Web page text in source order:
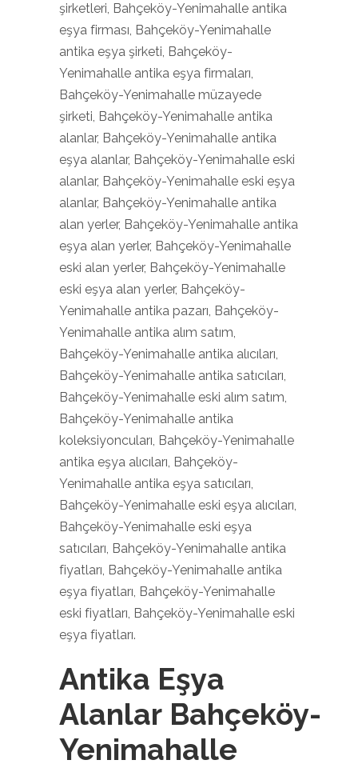
şirketleri, Bahçeköy-Yenimahalle antika
eşya firması, Bahçeköy-Yenimahalle
antika eşya şirketi, Bahçeköy-
Yenimahalle antika eşya firmaları,
Bahçeköy-Yenimahalle müzayede
şirketi, Bahçeköy-Yenimahalle antika
alanlar, Bahçeköy-Yenimahalle antika
eşya alanlar, Bahçeköy-Yenimahalle eski
alanlar, Bahçeköy-Yenimahalle eski eşya
alanlar, Bahçeköy-Yenimahalle antika
alan yerler, Bahçeköy-Yenimahalle antika
eşya alan yerler, Bahçeköy-Yenimahalle
eski alan yerler, Bahçeköy-Yenimahalle
eski eşya alan yerler, Bahçeköy-
Yenimahalle antika pazarı, Bahçeköy-
Yenimahalle antika alım satım,
Bahçeköy-Yenimahalle antika alıcıları,
Bahçeköy-Yenimahalle antika satıcıları,
Bahçeköy-Yenimahalle eski alım satım,
Bahçeköy-Yenimahalle antika
koleksiyoncuları, Bahçeköy-Yenimahalle
antika eşya alıcıları, Bahçeköy-
Yenimahalle antika eşya satıcıları,
Bahçeköy-Yenimahalle eski eşya alıcıları,
Bahçeköy-Yenimahalle eski eşya
satıcıları, Bahçeköy-Yenimahalle antika
fiyatları, Bahçeköy-Yenimahalle antika
eşya fiyatları, Bahçeköy-Yenimahalle
eski fiyatları, Bahçeköy-Yenimahalle eski
eşya fiyatları.
Antika Eşya
Alanlar Bahçeköy-
Yenimahalle